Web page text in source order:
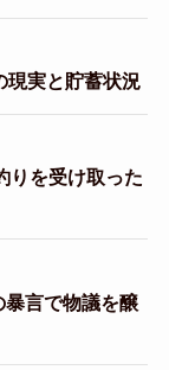
現実と貯蓄状況
りを受け取った
暴言で物議を醸